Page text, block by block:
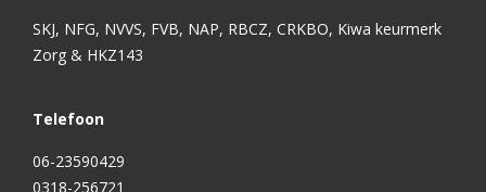
SKJ, NFG, NVVS, FVB, NAP, RBCZ, CRKBO, Kiwa keurmerk
Zorg & HKZ143
Telefoon
06-23590429
0318-256721